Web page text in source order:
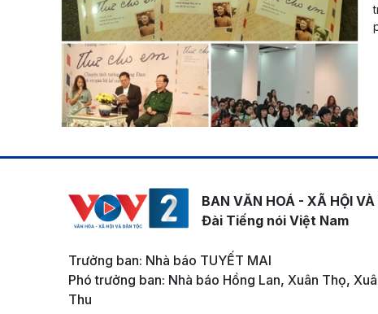
BAN VĂN HOÁ - XÃ HỘI
Đài Tiếng nói Việt Nam
Trưởng ban: Nhà báo TUYẾT MAI
Phó trưởng ban: Nhà báo Hồng Lan, Xuân Thọ,
Thu